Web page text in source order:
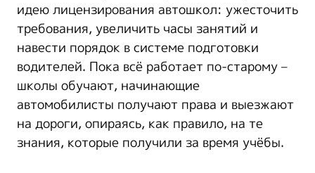
идею лицензирования автошкол: ужесточить
требования, увеличить часы занятий и
навести порядок в системе подготовки
водителей. Пока всё работает по-старому –
школы обучают, начинающие
автомобилисты получают права и выезжают
на дороги, опираясь, как правило, на те
знания, которые получили за время учёбы.